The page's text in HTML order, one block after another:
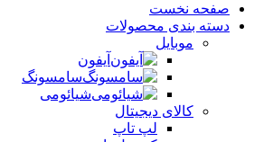
صفحه نخست
دسته بندی محصولات
موبایل
آیفون
سامسونگ
شیائومی
کالای دیجیتال
لپ تاپ